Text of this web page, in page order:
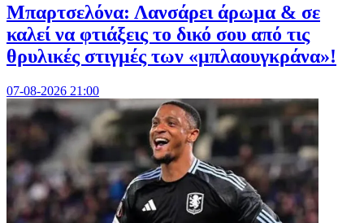
Μπαρτσελόνα: Λανσάρει άρωμα & σε
καλεί να φτιάξεις το δικό σου από τις
θρυλικές στιγμές των «μπλαουγκράνα»!
07-08-2026 21:00